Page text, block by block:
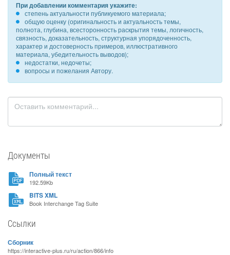
При добавлении комментария укажите:
степень актуальности публикуемого материала;
общую оценку (оригинальность и актуальность темы,
полнота, глубина, всесторонность раскрытия темы, логичность,
связность, доказательность, структурная упорядоченность,
характер и достоверность примеров, иллюстративного
материала, убедительность выводов);
недостатки, недочеты;
вопросы и пожелания Автору.
Документы
Полный текст
192.59Kb
BITS XML
Book Interchange Tag Suite
Ссылки
Сборник
https://interactive-plus.ru/ru/action/866/info